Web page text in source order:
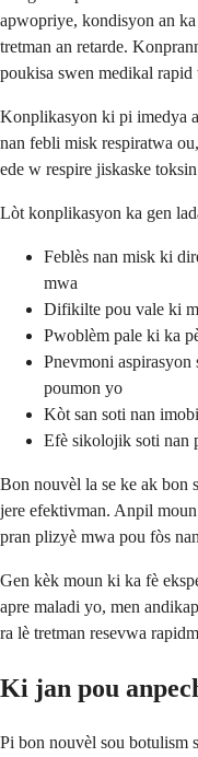
apwopriye, kondisyon an
tretman an retarde.
poukisa swen medikal rapid
Konplikasyon ki pi imedya
nan febli misk respiratwa
ede w respire jiskaske
Lòt konplikasyon ka gen
Feblès nan misk ki
mwa
Difikilte pou vale ki
Pwoblèm pale ki ka
Pnevmoni
poumon yo
Kòt san soti nan
Efè sikolojik soti nan
Bon nouvèl la se ke ak bon
jere efektivman. Anpil
pran plizyè mwa pou fòs
Gen kèk moun ki ka fè
apre maladi yo, men
ra lè tretman resevwa
Ki jan pou
Pi bon nouvèl sou botulism